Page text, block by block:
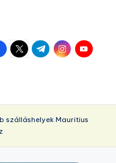
twitter.com
t.me instagram.com
szálláshelyek Mauritius